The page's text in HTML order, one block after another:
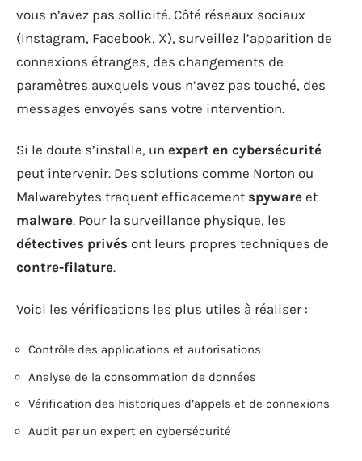
vous n’avez pas sollicité. Côté réseaux sociaux
(Instagram, Facebook, X), surveillez l’apparition de
connexions étranges, des changements de
paramètres auxquels vous n’avez pas touché, des
messages envoyés sans votre intervention.
Si le doute s’installe, un expert en cybersécurité
peut intervenir. Des solutions comme Norton ou
Malwarebytes traquent efficacement spyware et
malware. Pour la surveillance physique, les
détectives privés ont leurs propres techniques de
contre-filature.
Voici les vérifications les plus utiles à réaliser :
Contrôle des applications et autorisations
Analyse de la consommation de données
Vérification des historiques d’appels et de connexions
Audit par un expert en cybersécurité